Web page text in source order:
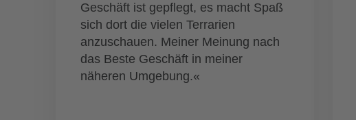
Geschäft ist gepflegt, es macht Spaß
sich dort die vielen Terrarien
anzuschauen. Meiner Meinung nach
das Beste Geschäft in meiner
näheren Umgebung.«